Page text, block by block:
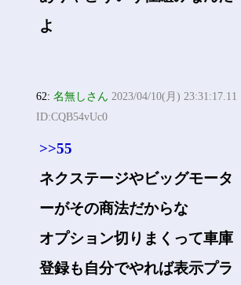
よ
62:名無しさん 2023/04/10(月) 23:31:17.11
ID:CQB54vUc0
>>55
ネクステージやビッグモータ
ーがその商法だからな
オプション切りまくって車庫
登録も自分でやれば表示プラ